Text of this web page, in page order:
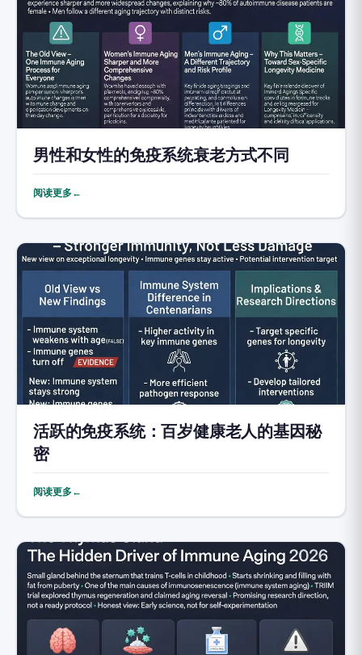
男性和女性的免疫系统衰老方式不同
阅读更多←
活跃的免疫系统：百岁健康老人的基因秘
密
阅读更多←